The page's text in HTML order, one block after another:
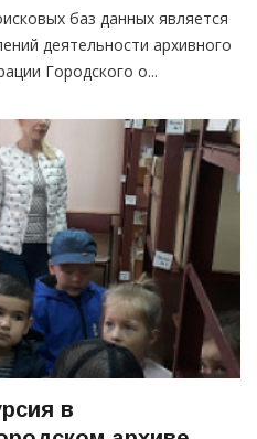
баз данных является
деятельности архивного
Городского о...
в